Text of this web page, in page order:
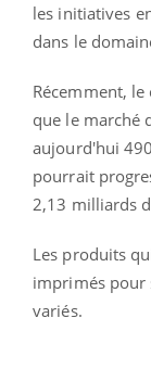
les initiatives
dans le
Récemment,
que le marché
aujourd'hui
pourrait
2,13 milliards
Les produits
imprimés pour
variés.